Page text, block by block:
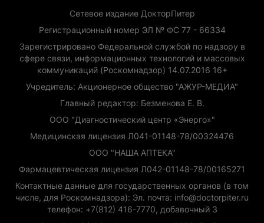
Сетевое издание ДокторПитер
Регистрационный номер ЭЛ № ФС 77 - 66334
Зарегистрировано Федеральной службой по надзору в
сфере связи, информационных технологий и массовых
коммуникаций (Роскомнадзор) 14.07.2016 16+
Учредитель: Акционерное общество "АЖУР-МЕДИА"
Главный редактор: Безменова Е. В.
ООО "Диагностический центр «Энерго»"
Медицинская лицензия Л041-01148-78/00324476
ООО "НАША АПТЕКА"
Фармацевтическая лицензия Л042-01148-78/00165271
Контактные данные для государственных органов (в том
числе, для Роскомнадзора): Эл. почта: info@doctorpiter.ru
телефон: +7(812) 416-7770, добавочный 3